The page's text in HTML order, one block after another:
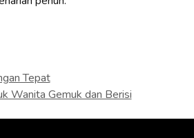
Tepat
Wanita Gemuk dan Berisi